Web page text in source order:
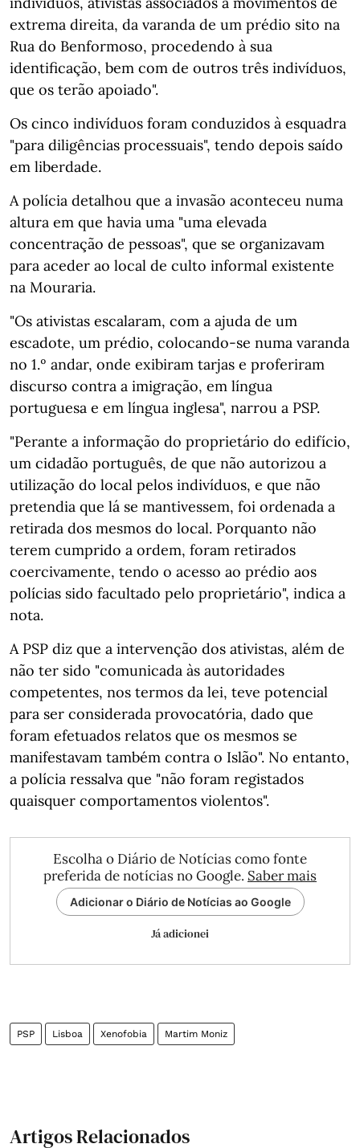
extrema direita, da varanda de um prédio sito na
Rua do Benformoso, procedendo à sua
identificação, bem com de outros três indivíduos,
que os terão apoiado".
Os cinco indivíduos foram conduzidos à esquadra
"para diligências processuais", tendo depois saído
em liberdade.
A polícia detalhou que a invasão aconteceu numa
altura em que havia uma "uma elevada
concentração de pessoas", que se organizavam
para aceder ao local de culto informal existente
na Mouraria.
"Os ativistas escalaram, com a ajuda de um
escadote, um prédio, colocando-se numa varanda
no 1.º andar, onde exibiram tarjas e proferiram
discurso contra a imigração, em língua
portuguesa e em língua inglesa", narrou a PSP.
"Perante a informação do proprietário do edifício,
um cidadão português, de que não autorizou a
utilização do local pelos indivíduos, e que não
pretendia que lá se mantivessem, foi ordenada a
retirada dos mesmos do local. Porquanto não
terem cumprido a ordem, foram retirados
coercivamente, tendo o acesso ao prédio aos
polícias sido facultado pelo proprietário", indica a
nota.
A PSP diz que a intervenção dos ativistas, além de
não ter sido "comunicada às autoridades
competentes, nos termos da lei, teve potencial
para ser considerada provocatória, dado que
foram efetuados relatos que os mesmos se
manifestavam também contra o Islão". No entanto,
a polícia ressalva que "não foram registados
quaisquer comportamentos violentos".
Escolha o Diário de Notícias como fonte
preferida de notícias no Google. Saber mais
Adicionar o Diário de Notícias ao Google
Já adicionei
PSP Lisboa Xenofobia Martim Moniz
Artigos Relacionados